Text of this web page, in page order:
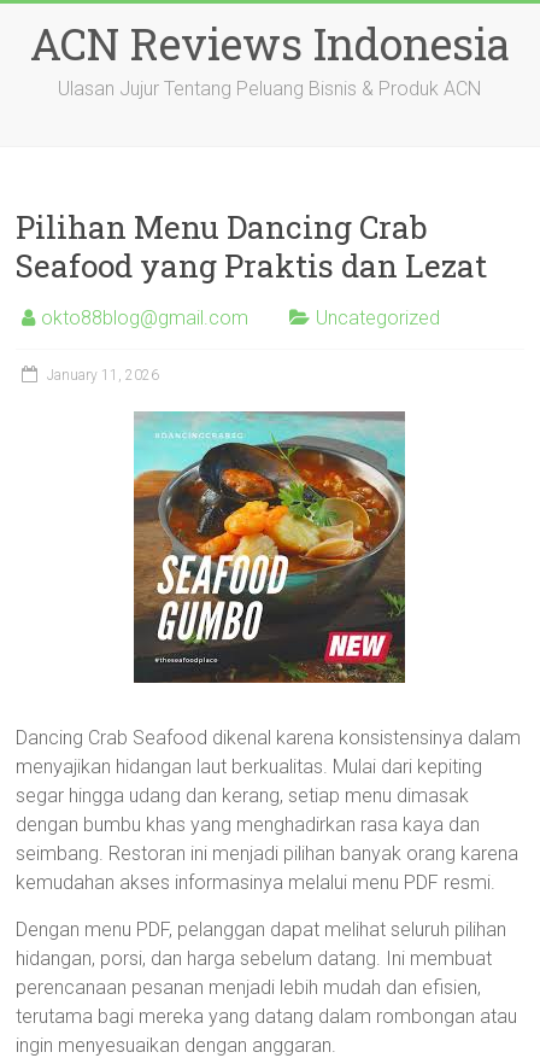
contentACN Reviews Indonesia
Ulasan Jujur Tentang Peluang Bisnis & Produk ACN
Pilihan Menu Dancing Crab
Seafood yang Praktis dan Lezat
okto88blog@gmail.com Uncategorized
January 11, 2026
Dancing Crab Seafood dikenal karena konsistensinya dalam
menyajikan hidangan laut berkualitas. Mulai dari kepiting
segar hingga udang dan kerang, setiap menu dimasak
dengan bumbu khas yang menghadirkan rasa kaya dan
seimbang. Restoran ini menjadi pilihan banyak orang karena
kemudahan akses informasinya melalui menu PDF resmi.
Dengan menu PDF, pelanggan dapat melihat seluruh pilihan
hidangan, porsi, dan harga sebelum datang. Ini membuat
perencanaan pesanan menjadi lebih mudah dan efisien,
terutama bagi mereka yang datang dalam rombongan atau
ingin menyesuaikan dengan anggaran.